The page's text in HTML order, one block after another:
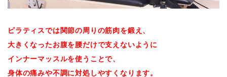
ピラティスでは関節の周りの筋肉を鍛え、
大きくなったお腹を腰だけで支えないように
インナーマッスルを使うことで、
身体の痛みや不調に対処しやすくなります。